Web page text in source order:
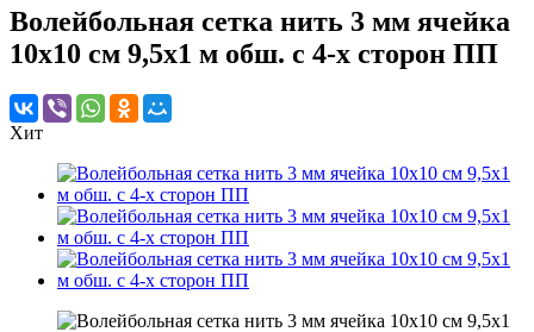
Волейбольная сетка нить 3 мм ячейка
10х10 см 9,5х1 м обш. с 4-х сторон ПП
Хит